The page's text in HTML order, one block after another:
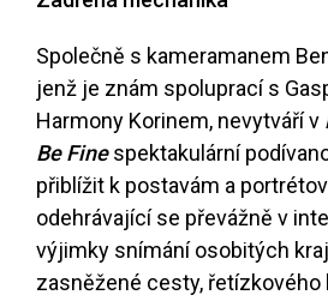
Společně s kameramanem
jenž je znám spoluprací s
Harmony Korinem, nevytváří v
Be Finespektakulární
přiblížit k postavám a
odehrávající se převážně v
výjimky snímání osobitých
zasněžené cesty, řetízkového